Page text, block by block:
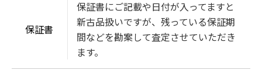
保証書
保証書にご記載や日付が入ってますと
新古品扱いですが、残っている保証期
間などを勘案して査定させていただき
ます。